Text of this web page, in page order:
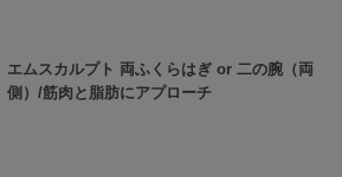
エムスカルプト 両ふくらはぎ or 二の腕（両
側）/筋肉と脂肪にアプローチ